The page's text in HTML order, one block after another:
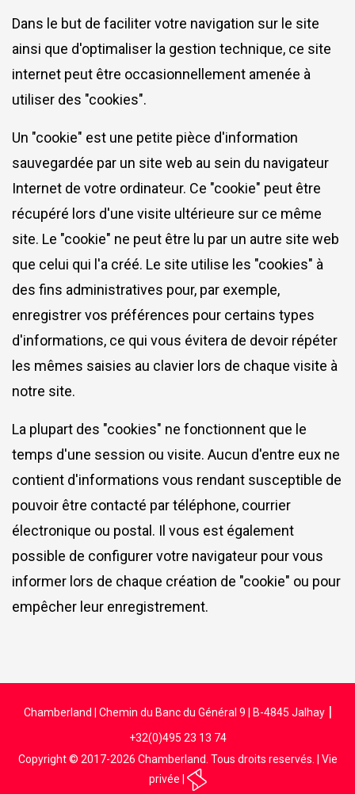
Dans le but de faciliter votre navigation sur le site
ainsi que d'optimaliser la gestion technique, ce site
internet peut être occasionnellement amenée à
utiliser des "cookies".
Un "cookie" est une petite pièce d'information
sauvegardée par un site web au sein du navigateur
Internet de votre ordinateur. Ce "cookie" peut être
récupéré lors d'une visite ultérieure sur ce même
site. Le "cookie" ne peut être lu par un autre site web
que celui qui l'a créé. Le site utilise les "cookies" à
des fins administratives pour, par exemple,
enregistrer vos préférences pour certains types
d'informations, ce qui vous évitera de devoir répéter
les mêmes saisies au clavier lors de chaque visite à
notre site.
La plupart des "cookies" ne fonctionnent que le
temps d'une session ou visite. Aucun d'entre eux ne
contient d'informations vous rendant susceptible de
pouvoir être contacté par téléphone, courrier
électronique ou postal. Il vous est également
possible de configurer votre navigateur pour vous
informer lors de chaque création de "cookie" ou pour
empêcher leur enregistrement.
Chamberland | Chemin du Banc du Général 9 | B-4845 Jalhay|
+32(0)495 23 13 74
Copyright© 2017-2026 Chamberland. Tous droits reservés. | Vie
privée